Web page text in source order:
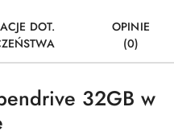
DOT.
OPINIE
(0)
32GB w